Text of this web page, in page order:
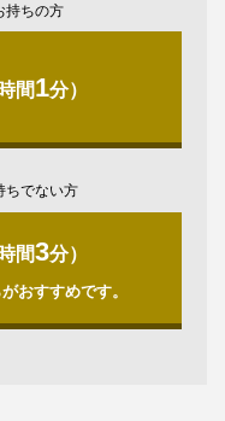
持ちの方
間1分）
ちでない方
間3分）
おすすめです。